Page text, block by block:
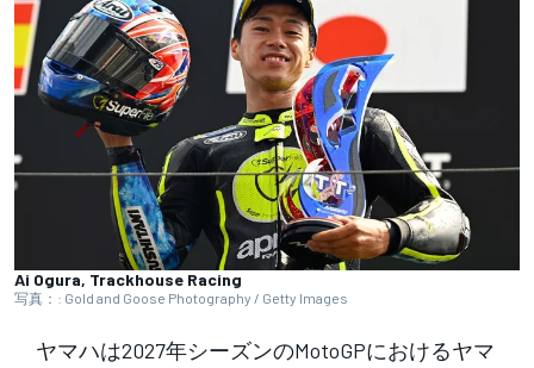
Ai Ogura, Trackhouse Racing
写真：: Gold and Goose Photography / Getty Images
ヤマハは2027年シーズンのMotoGPにおけるヤマ